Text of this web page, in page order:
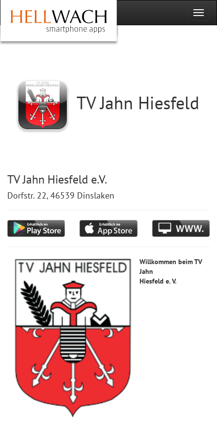
TV Jahn Hiesfeld
TV Jahn Hiesfeld e.V.
Dorfstr. 22, 46539 Dinslaken
Willkommen beim TV
Jahn
Hiesfeld e. V.